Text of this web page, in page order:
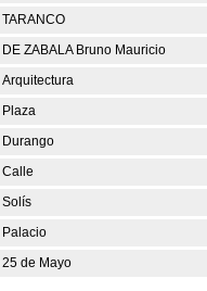
TARANCO
DE ZABALA Bruno Mauricio
Arquitectura
Plaza
Durango
Calle
Solís
Palacio
25 de Mayo